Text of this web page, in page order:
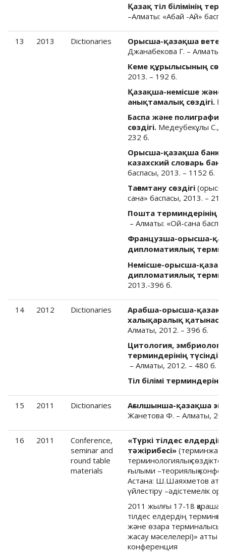
Қазақ тіл білімінің
–Алматы: «Абай -Ай»
13 2013 Dictionaries
Орысша-қазақша
Джанабекова Г. – Алматы,
Кеме құрылысының
2013. – 192 б.
Қазақша-немісше
анықтамалық сөздігі.
Баспа және полиграфия
сөздігі. Медеубекұлы С.,
232 б.
Орысша-қазақша банк
казахский словарь
баспасы, 2013. – 1152 б.
Тағамтану сөздігі
сана» баспасы, 2013. – 216
Пошта терминдерінің
– Алматы: «Ой-сана
Французша-орысша-
дипломатиялық
Немісше-орысша-
дипломатиялық
2013.-396 б.
14 2012 Dictionaries
Арабша-орысша-
халықаралық
Алматы, 2012. – 396 б.
Цитология,
терминдерінің
– Алматы, 2012. – 480 б.
Тіл білімі терминдерінің
15 2011 Dictionaries
Ағылшынша-қазақша
Жанетова Ф. – Алматы,
16 2011
Conference,
seminar and
round table
materials
«Түркі тілдес
тәжірибесі»
терминологиялық
ғылыми –теориялық
Астана: Ш.Шаяхметов
үйлестіру –әдістемелік
2011 жылғы 17-18 қараша
тілдес елдердің
және өзара терминалысым,
жасау мәселелері)» атты
конференция